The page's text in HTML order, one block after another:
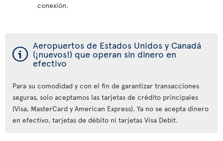
conexión.
ý Aeropuertos de Estados Unidos y Canadá
(¡nuevos!) que operan sin dinero en
efectivo
Para su comodidad y con el fin de garantizar transacciones
seguras, solo aceptamos las tarjetas de crédito principales
(Visa, MasterCard y American Express). Ya no se acepta dinero
en efectivo, tarjetas de débito ni tarjetas Visa Debit.